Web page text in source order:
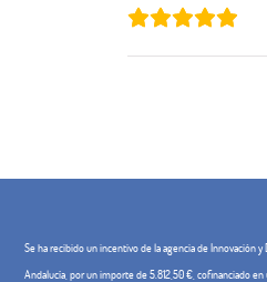
Se ha recibido un incentivo de la agencia de Innovación
Andalucía, por un importe de 5.812,50 €, cofinanciado